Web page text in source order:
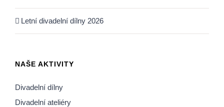
Letní divadelní dílny 2026
NAŠE AKTIVITY
Divadelní dílny
Divadelní ateliéry